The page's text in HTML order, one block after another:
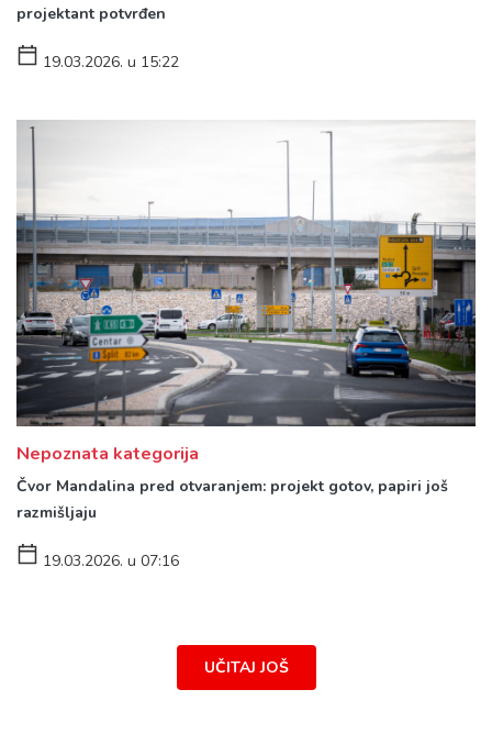
projektant potvrđen
19.03.2026. u 15:22
Nepoznata kategorija
Čvor Mandalina pred otvaranjem: projekt gotov, papiri još
razmišljaju
19.03.2026. u 07:16
UČITAJ JOŠ